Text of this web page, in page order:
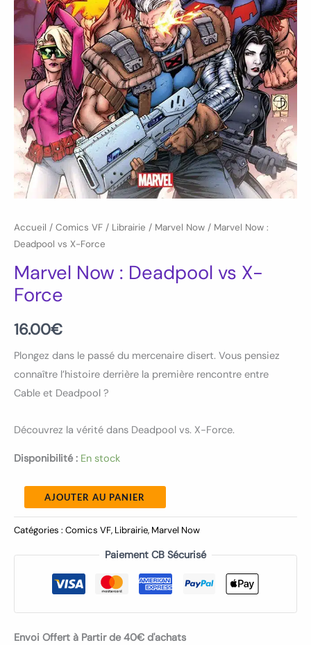
Accueil / Comics VF / Librairie / Marvel Now / Marvel Now :
Deadpool vs X-Force
Marvel Now : Deadpool vs X-
Force
16.00€
Plongez dans le passé du mercenaire disert. Vous pensiez
connaître l’histoire derrière la première rencontre entre
Cable et Deadpool ?
Découvrez la vérité dans Deadpool vs. X-Force.
Disponibilité : En stock
AJOUTER AU PANIER
Catégories : Comics VF, Librairie, Marvel Now
Paiement CB Sécurisé
Envoi Offert à Partir de 40€ d'achats